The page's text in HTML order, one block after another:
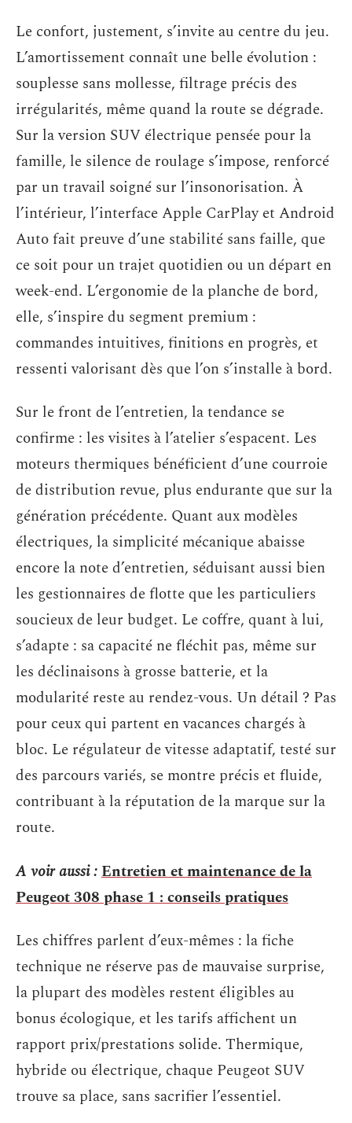
Le confort, justement, s’invite au centre du jeu.
L’amortissement connaît une belle évolution :
souplesse sans mollesse, filtrage précis des
irrégularités, même quand la route se dégrade.
Sur la version SUV électrique pensée pour la
famille, le silence de roulage s’impose, renforcé
par un travail soigné sur l’insonorisation. À
l’intérieur, l’interface Apple CarPlay et Android
Auto fait preuve d’une stabilité sans faille, que
ce soit pour un trajet quotidien ou un départ en
week-end. L’ergonomie de la planche de bord,
elle, s’inspire du segment premium :
commandes intuitives, finitions en progrès, et
ressenti valorisant dès que l’on s’installe à bord.
Sur le front de l’entretien, la tendance se
confirme : les visites à l’atelier s’espacent. Les
moteurs thermiques bénéficient d’une courroie
de distribution revue, plus endurante que sur la
génération précédente. Quant aux modèles
électriques, la simplicité mécanique abaisse
encore la note d’entretien, séduisant aussi bien
les gestionnaires de flotte que les particuliers
soucieux de leur budget. Le coffre, quant à lui,
s’adapte : sa capacité ne fléchit pas, même sur
les déclinaisons à grosse batterie, et la
modularité reste au rendez-vous. Un détail ? Pas
pour ceux qui partent en vacances chargés à
bloc. Le régulateur de vitesse adaptatif, testé sur
des parcours variés, se montre précis et fluide,
contribuant à la réputation de la marque sur la
route.
A voir aussi :Entretien et maintenance de la
Peugeot 308 phase 1 : conseils pratiques
Les chiffres parlent d’eux-mêmes : la fiche
technique ne réserve pas de mauvaise surprise,
la plupart des modèles restent éligibles au
bonus écologique, et les tarifs affichent un
rapport prix/prestations solide. Thermique,
hybride ou électrique, chaque Peugeot SUV
trouve sa place, sans sacrifier l’essentiel.